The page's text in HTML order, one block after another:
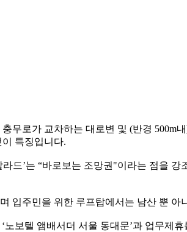
무로가 교차하는 대로변 및 (반경 500m
특징입니다.
드’는 “바로보는 조망권"이라는 점을
입주민을 위한 루프탑에서는 남산 뿐
노보텔 앰배서더 서울 동대문’과 업무